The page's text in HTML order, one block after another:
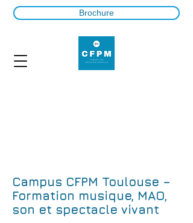
Brochure
Campus CFPM Toulouse –
Formation musique, MAO,
son et spectacle vivant